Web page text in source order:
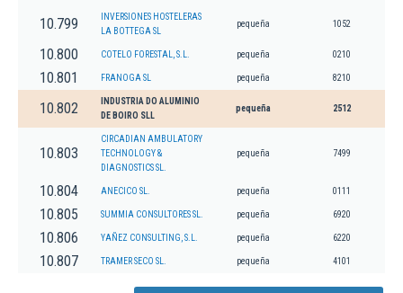
10.799
INVERSIONES HOSTELERAS
LA BOTTEGA SL
pequeña 1052
10.800 COTELO FORESTAL, S.L. pequeña 0210
10.801 FRANOGA SL pequeña 8210
10.802
INDUSTRIA DO ALUMINIO
DE BOIRO SLL
pequeña 2512
10.803
CIRCADIAN AMBULATORY
TECHNOLOGY &
DIAGNOSTICS SL.
pequeña 7499
10.804 ANECICO SL. pequeña 0111
10.805 SUMMIA CONSULTORES SL. pequeña 6920
10.806 YAÑEZ CONSULTING, S.L. pequeña 6220
10.807 TRAMER SECO SL. pequeña 4101